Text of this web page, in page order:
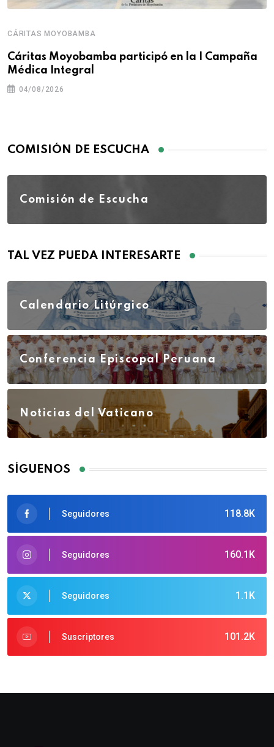
CÁRITAS MOYOBAMBA
Cáritas Moyobamba participó en la I Campaña
Médica Integral
04/08/2026
COMISIÓN DE ESCUCHA
Comisión de Escucha
TAL VEZ PUEDA INTERESARTE
Calendario Litúrgico
Conferencia Episcopal Peruana
Noticias del Vaticano
SÍGUENOS
118.8K
Seguidores
160.1K
Seguidores
1.1K
Seguidores
101.2K
Suscriptores